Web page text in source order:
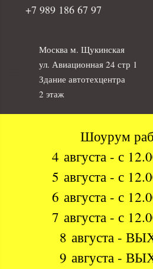
+7 989 186 67 97
Москва м. Щукинская
ул. Авиационная 24 стр 1
Здание автотехцентра
2 этаж
Шоурум
4 августа - с
5 августа - с
6 августа - с
7 августа - с
8 августа -
9 августа -